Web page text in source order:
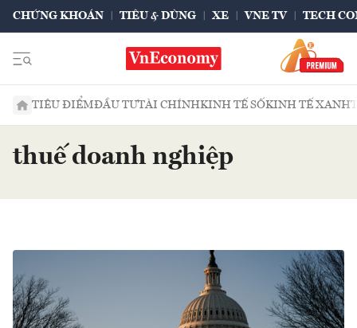
CHỨNG KHOÁN TIÊU & DÙNG XE VNE TV TECH
TIÊU ĐIỂMĐẦU TƯTÀI CHÍNHKINH TẾ SỐKINH TẾ XANH
thuế doanh nghiệp